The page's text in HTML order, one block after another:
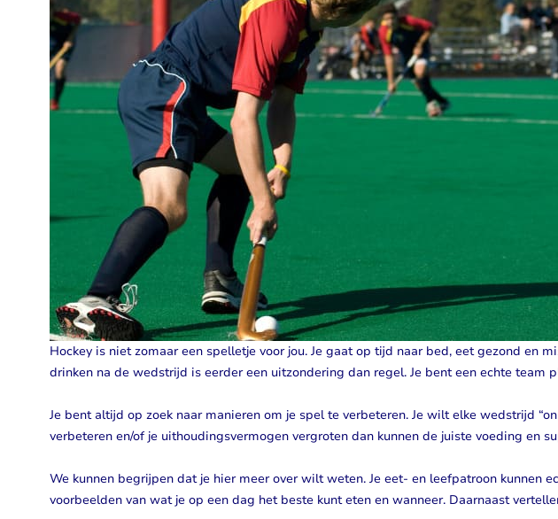
Taurine
Bekijk alles
Rhodiola
Bekijk alles
Hockey is niet zomaar een spelletje voor jou. Je gaat op tijd naar bed, eet gezond en
drinken na de wedstrijd is eerder een uitzondering dan regel. Je bent een echte team
Je bent altijd op zoek naar manieren om je spel te verbeteren. Je wilt elke wedstrijd
verbeteren en/of je uithoudingsvermogen vergroten dan kunnen de juiste voeding en
We kunnen begrijpen dat je hier meer over wilt weten. Je eet- en leefpatroon kunnen
voorbeelden van wat je op een dag het beste kunt eten en wanneer. Daarnaast